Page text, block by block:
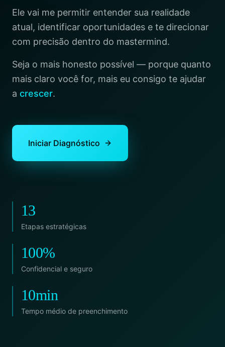
Ele vai me permitir entender sua realidade
atual, identificar oportunidades e te direcionar
com precisão dentro do mastermind.
Seja o mais honesto possível — porque quanto
mais claro você for, mais eu consigo te ajudar
a crescer.
Iniciar Diagnóstico
13
Etapas estratégicas
100%
Confidencial e seguro
10min
Tempo médio de preenchimento